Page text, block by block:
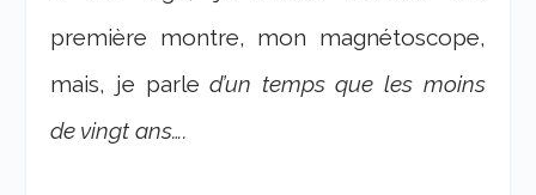
première montre, mon magnétoscope,
mais, je parled’un temps que les moins
de vingt ans….